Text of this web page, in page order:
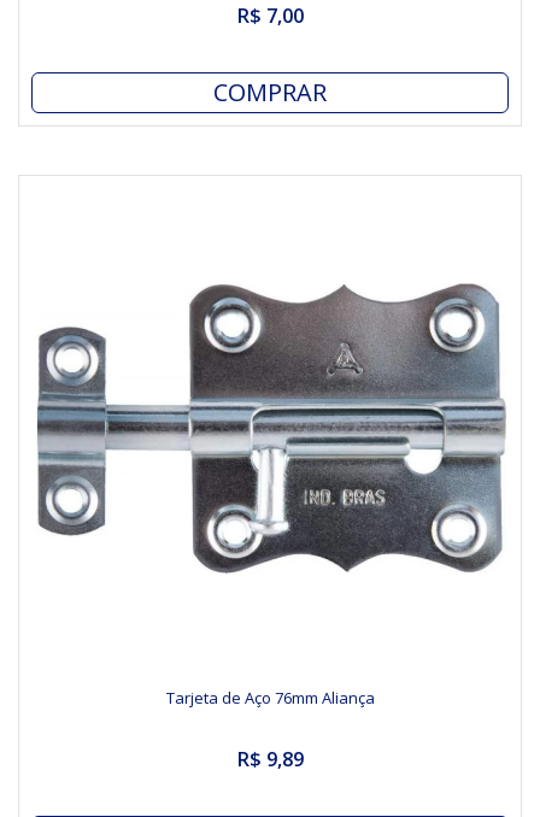
R$ 7,00
COMPRAR
Tarjeta de Aço 76mm Aliança
R$ 9,89